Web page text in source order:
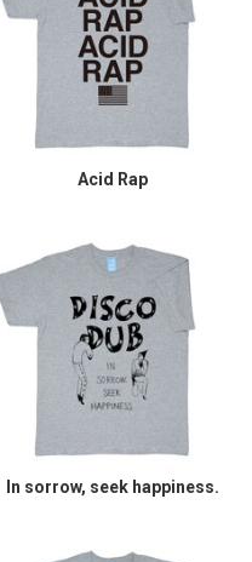
Acid Rap
In sorrow, seek happiness.